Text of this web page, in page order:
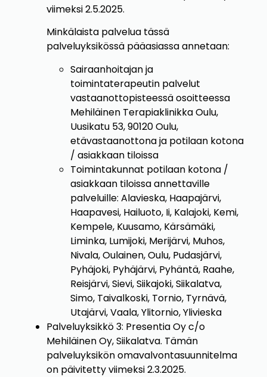
viimeksi 2.5.2025.
Minkälaista palvelua tässä
palveluyksikössä pääasiassa annetaan:
Sairaanhoitajan ja
toimintaterapeutin palvelut
vastaanottopisteessä osoitteessa
Mehiläinen Terapiaklinikka Oulu,
Uusikatu 53, 90120 Oulu,
etävastaanottona ja potilaan kotona
/ asiakkaan tiloissa
Toimintakunnat potilaan kotona /
asiakkaan tiloissa annettaville
palveluille: Alavieska, Haapajärvi,
Haapavesi, Hailuoto, Ii, Kalajoki, Kemi,
Kempele, Kuusamo, Kärsämäki,
Liminka, Lumijoki, Merijärvi, Muhos,
Nivala, Oulainen, Oulu, Pudasjärvi,
Pyhäjoki, Pyhäjärvi, Pyhäntä, Raahe,
Reisjärvi, Sievi, Siikajoki, Siikalatva,
Simo, Taivalkoski, Tornio, Tyrnävä,
Utajärvi, Vaala, Ylitornio, Ylivieska
Palveluyksikkö 3: Presentia Oy c/o
Mehiläinen Oy, Siikalatva. Tämän
palveluyksikön omavalvontasuunnitelma
on päivitetty viimeksi 2.3.2025.